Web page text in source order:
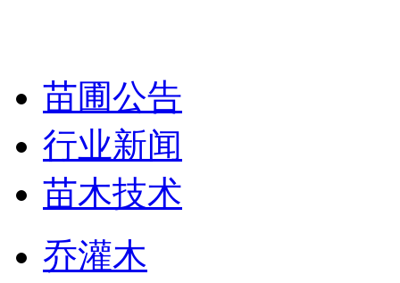
苗圃公告
行业新闻
苗木技术
乔灌木